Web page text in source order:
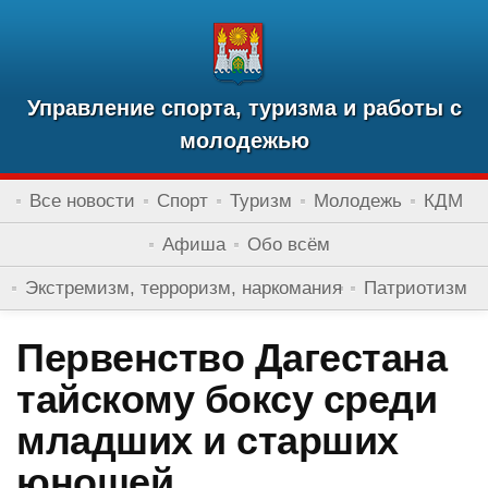
Управление спорта, туризма и работы с
молодежью
Все новости Спорт Туризм Молодежь КДМ
Афиша Обо всём
Экстремизм, терроризм, наркомания Патриотизм
Первенство Дагестана
тайскому боксу среди
младших и старших